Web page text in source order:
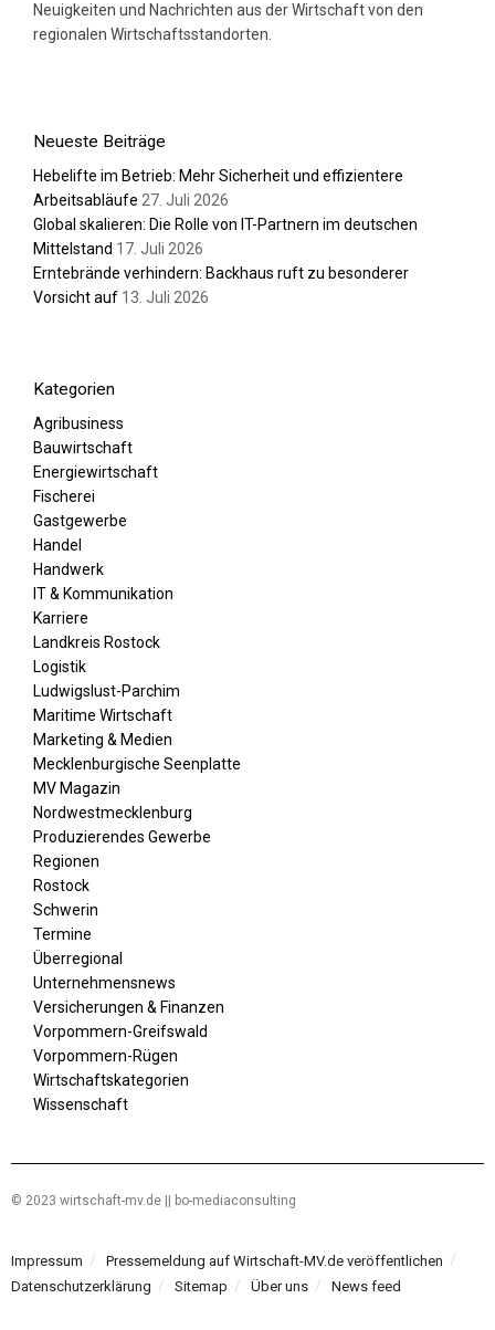
Neuigkeiten und Nachrichten aus der Wirtschaft von den
regionalen Wirtschaftsstandorten.
Neueste Beiträge
Hebelifte im Betrieb: Mehr Sicherheit und effizientere
Arbeitsabläufe 27. Juli 2026
Global skalieren: Die Rolle von IT-Partnern im deutschen
Mittelstand 17. Juli 2026
Erntebrände verhindern: Backhaus ruft zu besonderer
Vorsicht auf 13. Juli 2026
Kategorien
Agribusiness
Bauwirtschaft
Energiewirtschaft
Fischerei
Gastgewerbe
Handel
Handwerk
IT & Kommunikation
Karriere
Landkreis Rostock
Logistik
Ludwigslust-Parchim
Maritime Wirtschaft
Marketing & Medien
Mecklenburgische Seenplatte
MV Magazin
Nordwestmecklenburg
Produzierendes Gewerbe
Regionen
Rostock
Schwerin
Termine
Überregional
Unternehmensnews
Versicherungen & Finanzen
Vorpommern-Greifswald
Vorpommern-Rügen
Wirtschaftskategorien
Wissenschaft
© 2023 wirtschaft-mv.de || bo-mediaconsulting
Impressum
Pressemeldung auf Wirtschaft-MV.de veröffentlichen
Datenschutzerklärung
Sitemap Über uns News feed